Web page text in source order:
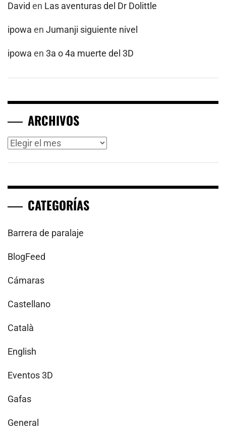
David en Las aventuras del Dr Dolittle
ipowa en Jumanji siguiente nivel
ipowa en 3a o 4a muerte del 3D
ARCHIVOS
Archivos
CATEGORÍAS
Barrera de paralaje
BlogFeed
Cámaras
Castellano
Català
English
Eventos 3D
Gafas
General